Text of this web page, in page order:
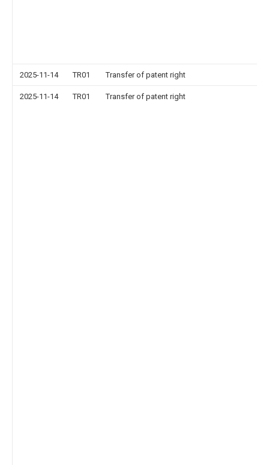
2025-11-14 TR01 Transfer of patent right
2025-11-14 TR01 Transfer of patent right